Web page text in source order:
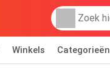
Winkels Categorieën